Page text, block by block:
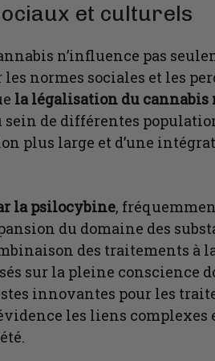
et culturels
n’influence pas
normes sociales et les
la légalisation du cannabis
sein de différentes
plus large et d’une
la psilocybine,
du domaine des
des traitements à
sur la pleine conscience
innovantes pour les
les liens